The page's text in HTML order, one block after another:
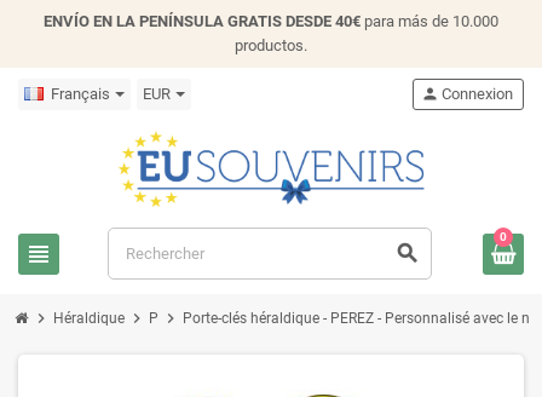
ENVÍO EN LA PENÍNSULA GRATIS DESDE 40€ para más de 10.000
productos.
Français EUR
view_headline search
person Connexion
0
chevron_right Héraldique chevron_right P chevron_right Porte-clés héraldique - PEREZ - Personnalisé avec le